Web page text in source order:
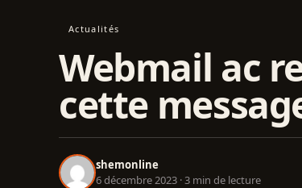
Actualités
Webmail ac
cette
shemonline
6 décembre 2023 · 3 min de lecture